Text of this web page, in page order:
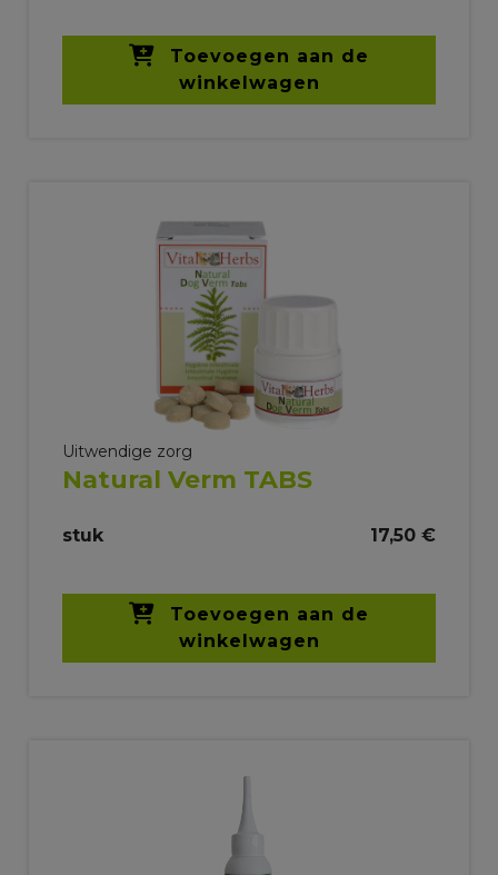
Toevoegen aan de
winkelwagen
Uitwendige zorg
Natural Verm TABS
stuk 17,50 €
Toevoegen aan de
winkelwagen